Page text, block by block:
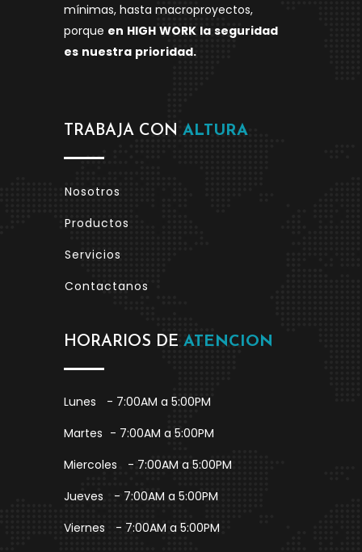
mínimas, hasta macroproyectos,
porque en HIGH WORK la seguridad
es nuestra prioridad.
TRABAJA CON ALTURA
Nosotros
Productos
Servicios
Contactanos
HORARIOS DE ATENCION
Lunes
- 7:00AM a 5:00PM
Martes - 7:00AM a 5:00PM
Miercoles
- 7:00AM a 5:00PM
Jueves
- 7:00AM a 5:00PM
Viernes
- 7:00AM a 5:00PM